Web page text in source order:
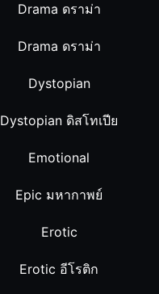
Drama ดราม่า
Drama ดราม่า
Dystopian
Dystopian ดิสโทเปีย
Emotional
Epic มหากาพย์
Erotic
Erotic อีโรติก